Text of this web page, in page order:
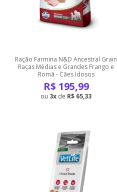
Ração Farmina N&D Ancestral Grain
Raças Médias e Grandes Frango e
Romã - Cães Idosos
R$ 195,99
3 de R$ 65,33